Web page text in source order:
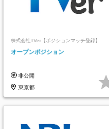
株式会社TVer【ポジションマッチ登録】
オープンポジション
非公開
東京都